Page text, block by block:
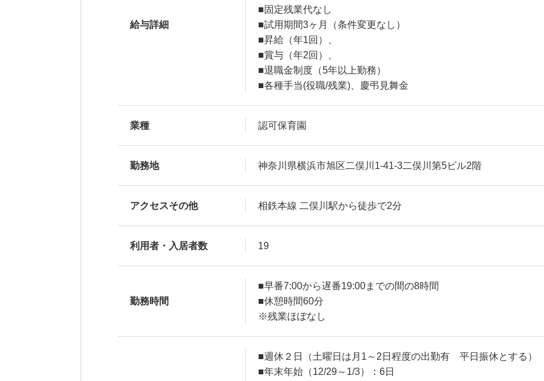
給与詳細
■固定残業代なし
■試用期間3ヶ月（条件変更なし）
■昇給（年1回）、
■賞与（年2回）、
■退職金制度（5年以上勤務）
■各種手当(役職/残業)、慶弔見舞金
業種 認可保育園
勤務地 神奈川県横浜市旭区二俣川1-41-3二俣川第5ビル2階
アクセスその他 相鉄本線 二俣川駅から徒歩で2分
利用者・入居者数 19
勤務時間
■早番7:00から遅番19:00までの間の8時間
■休憩時間60分
※残業ほぼなし
■週休２日（土曜日は月1～2日程度の出勤有 平日振休とする）
■年末年始（12/29～1/3）：6日